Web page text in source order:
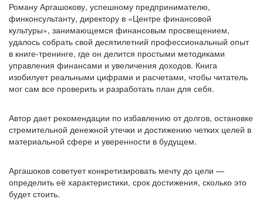
Роману Аргашокову, успешному предпринимателю,
финконсультанту, директору в «Центре финансовой
культуры», занимающемся финансовым просвещением,
удалось собрать свой десятилетний профессиональный опыт
в книге-тренинге, где он делится простыми методиками
управления финансами и увеличения доходов. Книга
изобилует реальными цифрами и расчетами, чтобы читатель
мог сам все проверить и разработать план для себя.
Автор дает рекомендации по избавлению от долгов, остановке
стремительной денежной утечки и достижению четких целей в
материальной сфере и уверенности в будущем.
Аргашоков советует конкретизировать мечту до цели —
определить её характеристики, срок достижения, сколько это
будет стоить.